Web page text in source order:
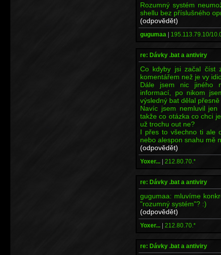
Rozumný systém
shellu bez příslušného
(odpovědět)
gugumaa | 195.113.79.10/
re: Dávky .bat a antiviry
Co kdyby jsi začal číst
komentářem než je vy
Dále jsem nic jiného
informací, po nikom
výsledný bat dělal
Navíc jsem nemluvil
takže co otázka co chci
už trochu out ne?
I přes to všechno ti ale
nebo alespon snahu mě
(odpovědět)
Yoxer... | 212.80.70.*
re: Dávky .bat a antiviry
gugumaa: mluvíme
"rozumný systém"? :)
(odpovědět)
Yoxer... | 212.80.70.*
re: Dávky .bat a antiviry